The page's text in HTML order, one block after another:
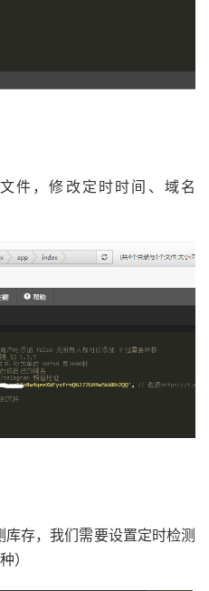
件，修改定时时间、域名
存，我们需要设置定时检测
）